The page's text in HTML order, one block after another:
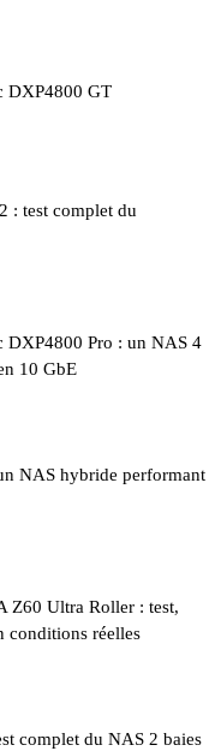
DXP4800 GT
: test complet du
DXP4800 Pro : un NAS 4
10 GbE
NAS hybride performant
Z60 Ultra Roller : test,
conditions réelles
complet du NAS 2 baies